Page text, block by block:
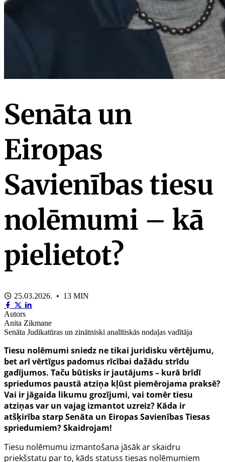
Senāta un
Eiropas
Savienības tiesu
nolēmumi – kā
pielietot?
25.03.2026. • 13 MIN
Autors
Anita Zikmane
Senāta Judikatūras un zinātniski analītiskās nodaļas vadītāja
Tiesu nolēmumi sniedz ne tikai juridisku vērtējumu,
bet arī vērtīgus padomus rīcībai dažādu strīdu
gadījumos. Taču būtisks ir jautājums – kurā brīdī
spriedumos paustā atziņa kļūst piemērojama praksē?
Vai ir jāgaida likumu grozījumi, vai tomēr tiesu
atziņas var un vajag izmantot uzreiz? Kāda ir
atšķirība starp Senāta un Eiropas Savienības Tiesas
spriedumiem? Skaidrojam!
Tiesu nolēmumu izmantošana jāsāk ar skaidru
priekšstatu par to, kāds statuss tiesas nolēmumiem